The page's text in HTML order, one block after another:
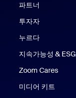
파트너
투자자
누르다
지속가능성 & ESG
Zoom Cares
미디어 키트